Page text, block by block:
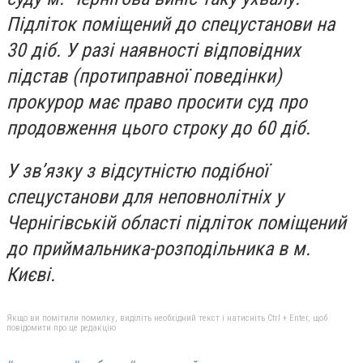
Підліток поміщений до спецустанови на
30 діб. У разі наявності відповідних
підстав (протиправної поведінки)
прокурор має право просити суд про
продовження цього строку до 60 діб.
У зв’язку з відсутністю подібної
спецустанови для неповнолітніх у
Чернігівській області підліток поміщений
до приймальника-розподільника в м.
Києві.
Якщо ви помітили помилку, виділіть необхідний текст і натисніть Ctrl + Enter, щоб
повідомити про це редакцію